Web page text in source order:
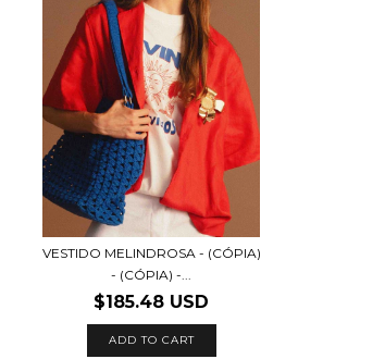
VESTIDO MELINDROSA - (CÓPIA)
- (CÓPIA) -...
$185.48 USD
ADD TO CART